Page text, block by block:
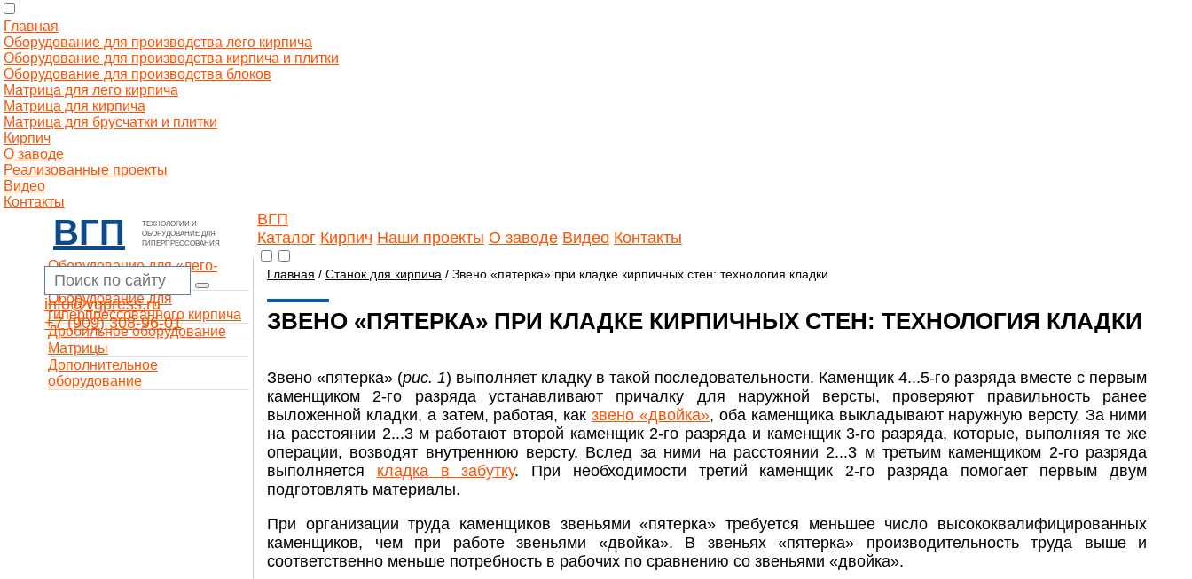
Главная
Оборудование для производства лего кирпича
Оборудование для производства кирпича и плитки
Оборудование для производства блоков
Матрица для лего кирпича
Матрица для кирпича
Матрица для брусчатки и плитки
Кирпич
О заводе
Реализованные проекты
Видео
Контакты
ВГП
ТЕХНОЛОГИИ И
ОБОРУДОВАНИЕ ДЛЯ
ГИПЕРПРЕССОВАНИЯ
ВГП
Каталог Кирпич Наши проекты О заводе Видео Контакты
info@vgpress.ru
+7 (909) 308-96-01
Оборудование для «лего-
кирпича»
Оборудование для
гиперпрессованного кирпича
Дробильное оборудование
Матрицы
Дополнительное
оборудование
Главная / Станок для кирпича / Звено «пятерка» при кладке кирпичных стен: технология кладки
ЗВЕНО «ПЯТЕРКА» ПРИ КЛАДКЕ КИРПИЧНЫХ СТЕН: ТЕХНОЛОГИЯ КЛАДКИ
Звено «пятерка» (рис. 1) выполняет кладку в такой последовательности. Каменщик 4...5-го разряда вместе с первым
каменщиком 2-го разряда устанавливают причалку для наружной версты, проверяют правильность ранее
выложенной кладки, а затем, работая, какзвено «двойка», оба каменщика выкладывают наружную версту. За ними
на расстоянии 2...3 м работают второй каменщик 2-го разряда и каменщик 3-го разряда, которые, выполняя те же
операции, возводят внутреннюю версту. Вслед за ними на расстоянии 2...3 м третьим каменщиком 2-го разряда
выполняется кладка в забутку. При необходимости третий каменщик 2-го разряда помогает первым двум
подготовлять материалы.
При организации труда каменщиков звеньями «пятерка» требуется меньшее число высококвалифицированных
каменщиков, чем при работе звеньями «двойка». В звеньях «пятерка» производительность труда выше и
соответственно меньше потребность в рабочих по сравнению со звеньями «двойка».